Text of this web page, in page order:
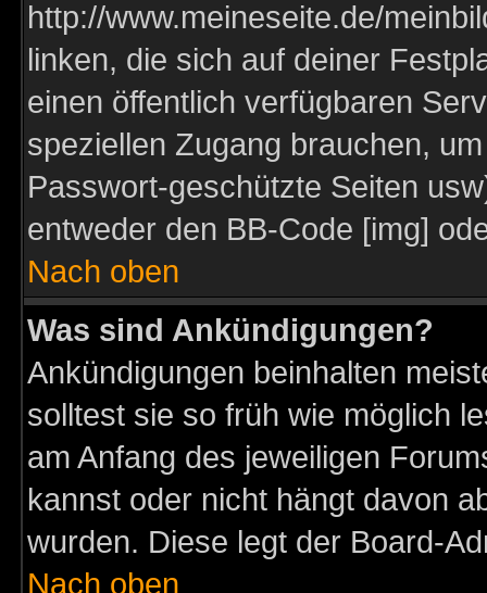
http://www.meineseite.de/
linken, die sich auf deiner
einen öffentlich verfügbaren
speziellen Zugang brauchen,
Passwort-geschützte Seiten
entweder den BB-Code [img]
Nach oben
Was sind Ankündigungen?
Ankündigungen beinhalten
solltest sie so früh wie möglich
am Anfang des jeweiligen
kannst oder nicht hängt davon
wurden. Diese legt der Board-
Nach oben